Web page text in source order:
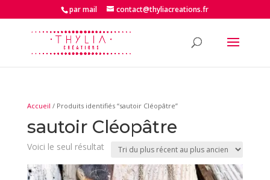
par mail contact@thyliacreations.fr
Accueil / Produits identifiés “sautoir Cléopâtre”
sautoir Cléopâtre
Voici le seul résultat